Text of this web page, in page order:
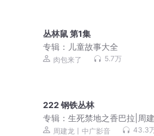
丛林鼠 第1集
专辑： 儿童故事大全
肉包来了 5.7万
222 钢铁丛林
专辑： 生死禁地之香巴拉|周
集免费|持续爆更
周建龙丨中广影音 43.3